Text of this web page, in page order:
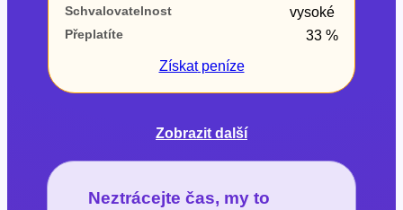
Schvalovatelnost vysoké
Přeplatíte
33 %
Získatpeníze
Zobrazit další
Neztrácejte čas, my to